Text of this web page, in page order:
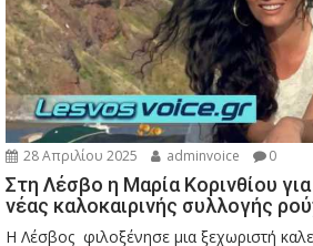
28 Απριλίου 2025 adminvoice 0
Στη Λέσβο η Μαρία Κορινθίου
νέας καλοκαιρινής συλλογής
Η Λέσβος φιλοξένησε μια ξεχωριστή